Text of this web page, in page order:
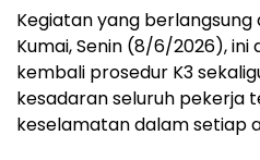
Kegiatan yang berlangsung
Kumai, Senin (8/6/2026), ini
kembali prosedur K3
kesadaran seluruh pekerja
keselamatan dalam setiap